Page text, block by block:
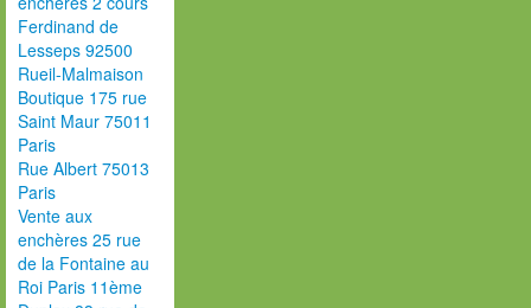
Ferdinand de
Lesseps 92500
Rueil-Malmaison
Boutique 175 rue
Saint Maur 75011
Paris
Rue Albert 75013
Paris
Vente aux
enchères 25 rue
de la Fontaine au
Roi Paris 11ème